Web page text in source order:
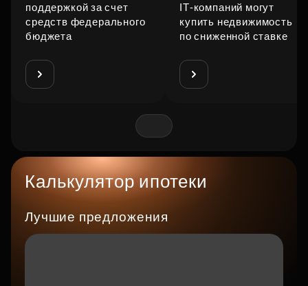
поддержкой за счет
средств федерального
бюджета
IT‑компаний могут
купить недвижимость
по сниженной ставке
Калькулятор ипотеки
Лучшие предложения